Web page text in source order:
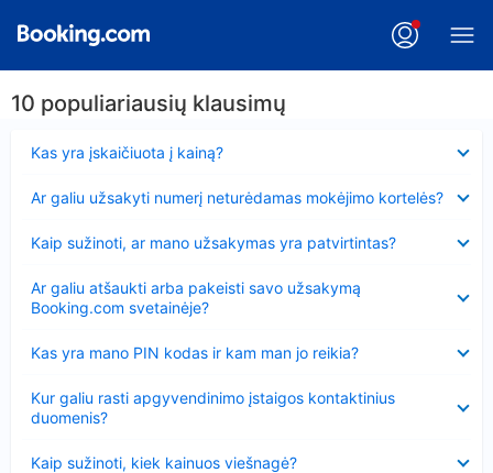
10 populiariausių klausimų
Kas yra įskaičiuota į kainą?
Ar galiu užsakyti numerį neturėdamas mokėjimo kortelės?
Kaip sužinoti, ar mano užsakymas yra patvirtintas?
Ar galiu atšaukti arba pakeisti savo užsakymą
Booking.com svetainėje?
Kas yra mano PIN kodas ir kam man jo reikia?
Kur galiu rasti apgyvendinimo įstaigos kontaktinius
duomenis?
Kaip sužinoti, kiek kainuos viešnagė?